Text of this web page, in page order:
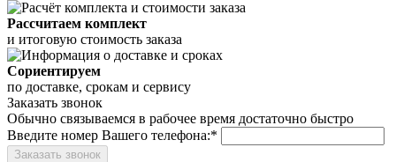
Рассчитаем комплект
и итоговую стоимость заказа
Сориентируем
по доставке, срокам и сервису
Заказать звонок
Обычно связываемся в рабочее время достаточно быстро
Введите номер Вашего телефона:*
Заказать звонок